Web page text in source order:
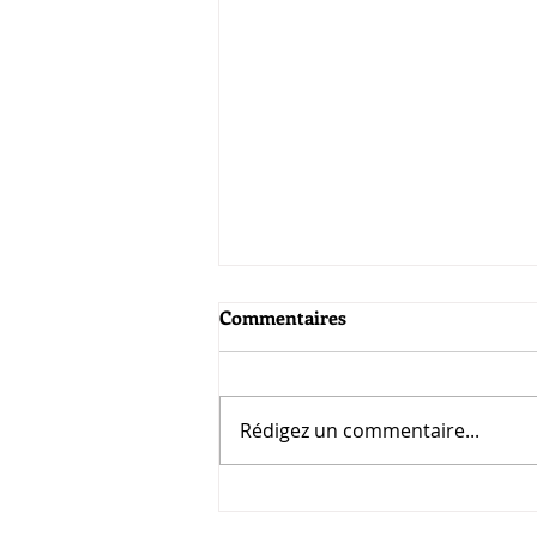
Commentaires
Rédigez un commentaire...